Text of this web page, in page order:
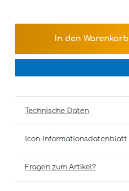
In den Warenkorb
Technische Daten
Icon-Informationsdatenblatt
Fragen zum Artikel?